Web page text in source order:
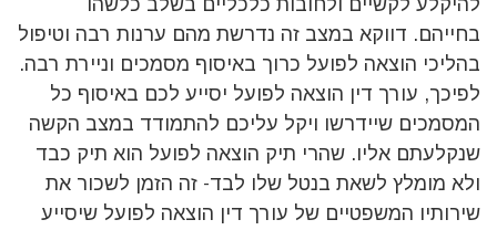
להיקלע לקשיים ולחובות כלכליים בשלב כלשהו
בחייהם. דווקא במצב זה נדרשת מהם ערנות רבה וטיפול
בהליכי הוצאה לפועל כרוך באיסוף מסמכים וניירת רבה.
לפיכך, עורך דין הוצאה לפועל יסייע לכם באיסוף כל
המסמכים שיידרשו ויקל עליכם להתמודד במצב הקשה
שנקלעתם אליו. שהרי תיק הוצאה לפועל הוא תיק כבד
ולא מומלץ לשאת בנטל שלו לבד- זה הזמן לשכור את
שירותיו המשפטיים של עורך דין הוצאה לפועל שיסייע